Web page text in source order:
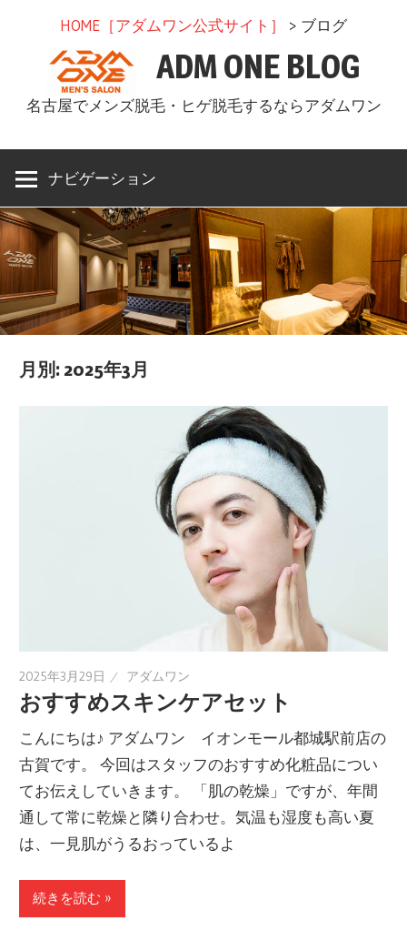
へ
ッ
プ
HOME［アダムワン公式サイト］ > ブログ
ADM ONE BLOG
名古屋でメンズ脱毛・ヒゲ脱毛するならアダムワン
ナビゲーション
月別: 2025年3月
2025年3月29日 アダムワン
おすすめスキンケアセット
こんにちは♪ アダムワン イオンモール都城駅前店の
古賀です。 今回はスタッフのおすすめ化粧品につい
てお伝えしていきます。 「肌の乾燥」ですが、年間
通して常に乾燥と隣り合わせ。気温も湿度も高い夏
は、一見肌がうるおっているよ
続きを読む »